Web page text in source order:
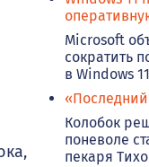
Microsoft
сократить
в Windows
Колобок
поневоле
пекаря